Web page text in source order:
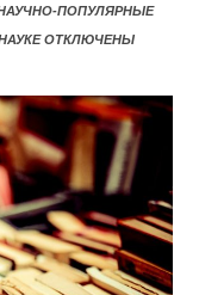
ПОПУЛЯРНЫЕ
ОТКЛЮЧЕНЫ